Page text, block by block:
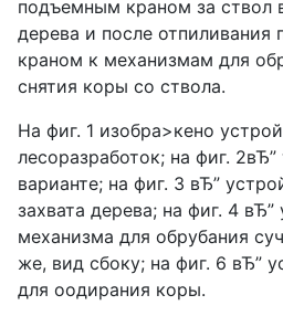
подъемным краном за ствол
дерева и после отпиливания
краном к механизмам для
снятия коры со ствола.
На фиг. 1 изобра>кено
лесоразработок; на фиг.
варианте; на фиг. 3 вЂ”
захвата дерева; на фиг. 4 вЂ”
механизма для обрубания
же, вид сбоку; на фиг. 6 вЂ”
для оодирания коры.